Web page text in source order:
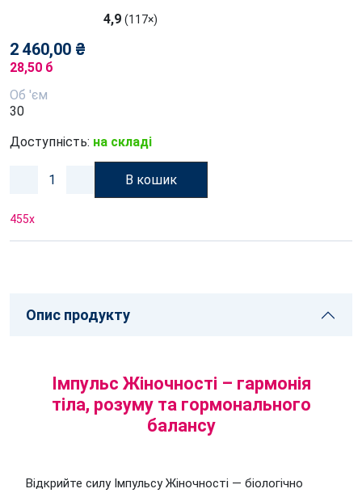
4,9 (117×)
2 460,00 ₴
28,50 б
Об 'єм
30
Доступність: на складі
В кошик
455x
Опис продукту
Імпульс Жіночності – гармонія
тіла, розуму та гормонального
балансу
Відкрийте силу Імпульсу Жіночності — біологічно